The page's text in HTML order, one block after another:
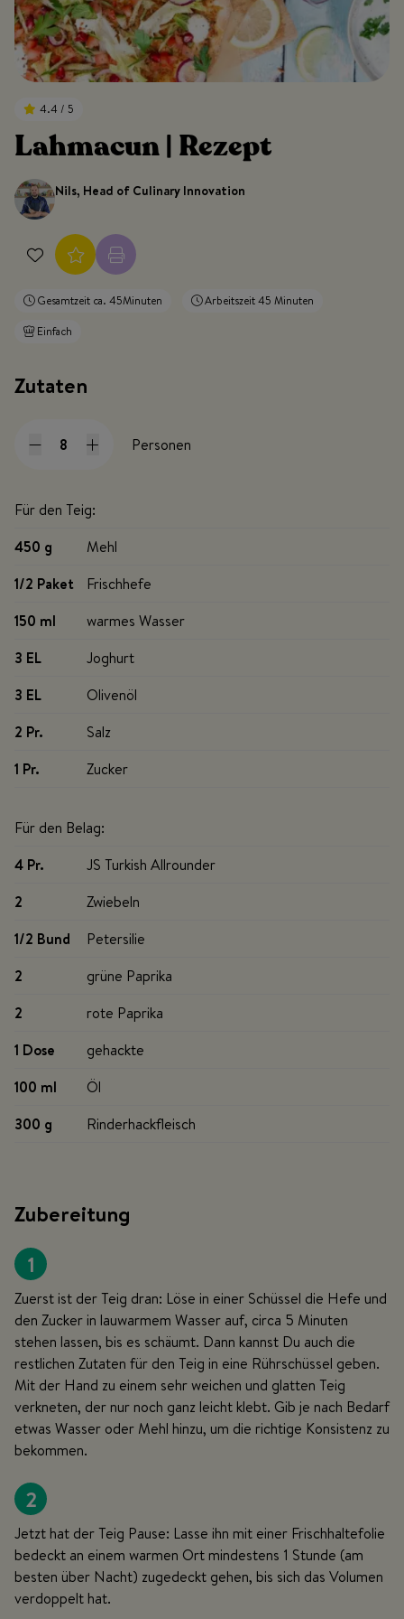
4.4 / 5
Lahmacun | Rezept
Nils, Head of Culinary Innovation
Gesamtzeit ca. 45Minuten
Arbeitszeit 45 Minuten
Einfach
Zutaten
Personen
Für den Teig:
450 g
Mehl
1/2 Paket
Frischhefe
150 ml
warmes Wasser
3 EL
Joghurt
3 EL
Olivenöl
2 Pr.
Salz
1 Pr. Zucker
Für den Belag:
4 Pr.
JS Turkish Allrounder
2
Zwiebeln
1/2 Bund
Petersilie
2
grüne Paprika
2
rote Paprika
1 Dose
gehackte
100 ml
Öl
300 g
Rinderhackfleisch
Zubereitung
1
Zuerst ist der Teig dran: Löse in einer Schüssel die Hefe und
den Zucker in lauwarmem Wasser auf, circa 5 Minuten
stehen lassen, bis es schäumt. Dann kannst Du auch die
restlichen Zutaten für den Teig in eine Rührschüssel geben.
Mit der Hand zu einem sehr weichen und glatten Teig
verkneten, der nur noch ganz leicht klebt. Gib je nach Bedarf
etwas Wasser oder Mehl hinzu, um die richtige Konsistenz zu
bekommen.
2
Jetzt hat der Teig Pause: Lasse ihn mit einer Frischhaltefolie
bedeckt an einem warmen Ort mindestens 1 Stunde (am
besten über Nacht) zugedeckt gehen, bis sich das Volumen
verdoppelt hat.